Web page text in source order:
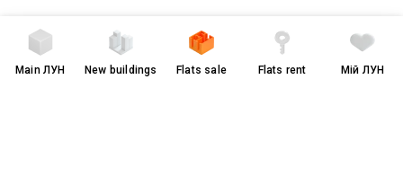
MainЛУН New buildings Flats sale Flats rent Мій ЛУН